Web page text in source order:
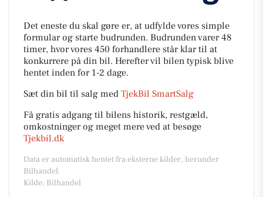
Det eneste du skal gøre er, at udfylde vores simple
formular og starte budrunden. Budrunden varer 48
timer, hvor vores 450 forhandlere står klar til at
konkurrere på din bil. Herefter vil bilen typisk blive
hentet inden for 1-2 dage.
Sæt din bil til salg med TjekBil SmartSalg
Få gratis adgang til bilens historik, restgæld,
omkostninger og meget mere ved at besøge
Tjekbil.dk
Data er automatisk hentet fra eksterne kilder, herunder
Bilhandel.
Kilde: Bilhandel